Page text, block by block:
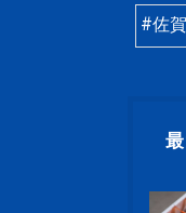
#佐賀